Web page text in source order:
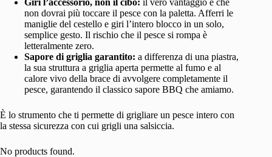
Giri l’accessorio, non il cibo: il vero vantaggio è che
non dovrai più toccare il pesce con la paletta. Afferri le
maniglie del cestello e giri l’intero blocco in un solo,
semplice gesto. Il rischio che il pesce si rompa è
letteralmente zero.
Sapore di griglia garantito: a differenza di una piastra,
la sua struttura a griglia aperta permette al fumo e al
calore vivo della brace di avvolgere completamente il
pesce, garantendo il classico sapore BBQ che amiamo.
È lo strumento che ti permette di grigliare un pesce intero con
la stessa sicurezza con cui grigli una salsiccia.
No products found.